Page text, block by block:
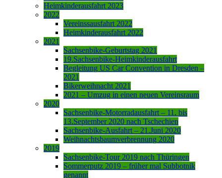
Heimkinderausfahrt 2023
2022
Vereinssausfahrt 2022
Heimkinderausfahrt 2022
2021
Sachsenbike-Geburtstag 2021
19.Sachsenbike-Heimkinderausfahrt
Begleitung US Car Convention in Dresden –
2021
Bikerweihnacht 2021
2021 – Umzug in einen neuen Vereinsraum
2020
Sachsenbike-Motorradausfahrt – 11. bis
13.September 2020 nach Tschechien
Sachsenbike-Ausfahrt – 21.Juni 2020
Weihnachtsbaumverbrennung 2020
2019
Sachsenbike-Tour 2019 nach Thüringen
Sommerputz 2019 – früher mal Subbotnik
genannt